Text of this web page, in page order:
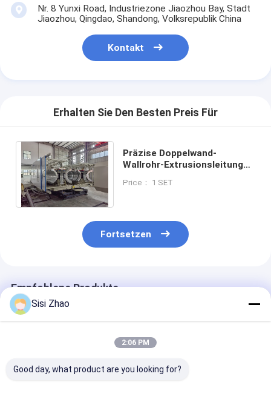
Nr. 8 Yunxi Road, Industriezone Jiaozhou Bay, Stadt
Jiaozhou, Qingdao, Shandong, Volksrepublik China
Kontakt
Erhalten Sie Den Besten Preis Für
Präzise Doppelwand-
Wallrohr-Extrusionsleitung
automatischem Betrieb
Price： 1 SET
Fortsetzen
Empfohlene Produkte
Sisi Zhao
2:06 PM
Good day, what product are you looking for?